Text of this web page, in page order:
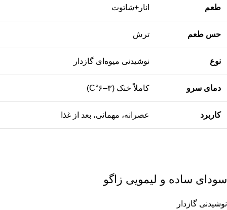
طعم انار+شاتوت
حس طعم ترش
نوع نوشیدنی میوه‌ای گازدار
دمای سرو کاملاً خنک (۳–۶°C)
کاربرد عصرانه، مهمانی، بعد از غذا
سودای ساده و لیمویی زاگو
نوشیدنی گازدار